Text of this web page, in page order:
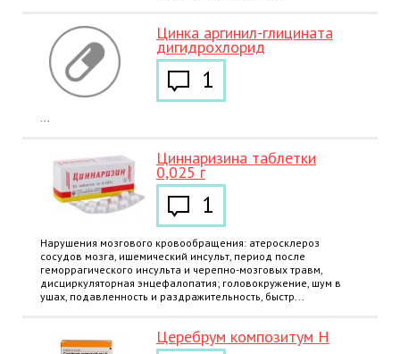
Цинка аргинил-глицината
дигидрохлорид
1
...
Циннаризина таблетки
0,025 г
1
Нарушения мозгового кровообращения: атеросклероз
сосудов мозга, ишемический инсульт, период после
геморрагического инсульта и черепно-мозговых травм,
дисциркуляторная энцефалопатия; головокружение, шум в
ушах, подавленность и раздражительность, быстр...
Церебрум композитум Н